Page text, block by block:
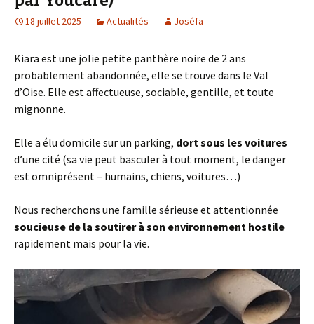
18 juillet 2025 Actualités Joséfa
Kiara est une jolie petite panthère noire de 2 ans
probablement abandonnée, elle se trouve dans le Val
d’Oise. Elle est affectueuse, sociable, gentille, et toute
mignonne.
Elle a élu domicile sur un parking, dort sous les voitures
d’une cité (sa vie peut basculer à tout moment, le danger
est omniprésent – humains, chiens, voitures…)
Nous recherchons une famille sérieuse et attentionnée
soucieuse de la soutirer à son environnement hostile
rapidement mais pour la vie.